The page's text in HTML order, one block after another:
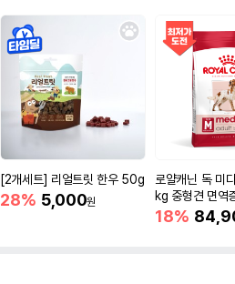
[2개세트] 리얼트릿 한우 50g
28% 5,000원
로얄캐닌 독 미
kg 중형견 면역
18%